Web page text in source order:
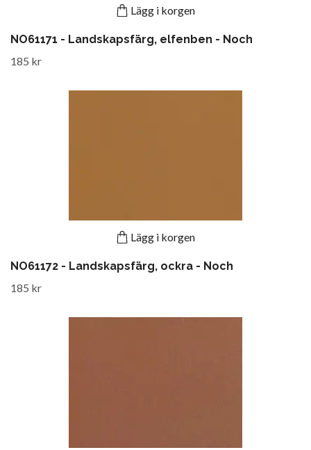
Lägg i korgen
NO61171 - Landskapsfärg, elfenben - Noch
185 kr
Lägg i korgen
NO61172 - Landskapsfärg, ockra - Noch
185 kr